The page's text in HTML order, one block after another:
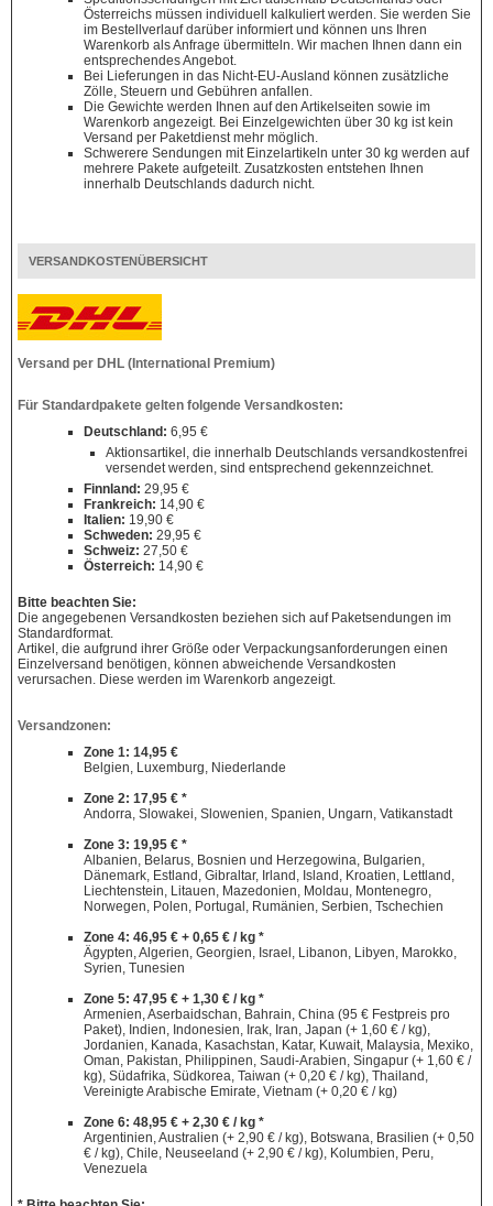
Österreichs müssen individuell kalkuliert werden. Sie werden Sie
im Bestellverlauf darüber informiert und können uns Ihren
Warenkorb als Anfrage übermitteln. Wir machen Ihnen dann ein
entsprechendes Angebot.
Bei Lieferungen in das Nicht-EU-Ausland können zusätzliche
Zölle, Steuern und Gebühren anfallen.
Die Gewichte werden Ihnen auf den Artikelseiten sowie im
Warenkorb angezeigt. Bei Einzelgewichten über 30 kg ist kein
Versand per Paketdienst mehr möglich.
Schwerere Sendungen mit Einzelartikeln unter 30 kg werden auf
mehrere Pakete aufgeteilt. Zusatzkosten entstehen Ihnen
innerhalb Deutschlands dadurch nicht.
VERSANDKOSTENÜBERSICHT
Versand per DHL (International Premium)
Für Standardpakete gelten folgende Versandkosten:
Deutschland: 6,95 €
Aktionsartikel, die innerhalb Deutschlands versandkostenfrei
versendet werden, sind entsprechend gekennzeichnet.
Finnland: 29,95 €
Frankreich: 14,90 €
Italien: 19,90 €
Schweden: 29,95 €
Schweiz: 27,50 €
Österreich: 14,90 €
Bitte beachten Sie:
Die angegebenen Versandkosten beziehen sich auf Paketsendungen im
Standardformat.
Artikel, die aufgrund ihrer Größe oder Verpackungsanforderungen einen
Einzelversand benötigen, können abweichende Versandkosten
verursachen. Diese werden im Warenkorb angezeigt.
Versandzonen:
Zone 1: 14,95 €
Belgien, Luxemburg, Niederlande
Zone 2: 17,95 € *
Andorra, Slowakei, Slowenien, Spanien, Ungarn, Vatikanstadt
Zone 3: 19,95 € *
Albanien, Belarus, Bosnien und Herzegowina, Bulgarien,
Dänemark, Estland, Gibraltar, Irland, Island, Kroatien, Lettland,
Liechtenstein, Litauen, Mazedonien, Moldau, Montenegro,
Norwegen, Polen, Portugal, Rumänien, Serbien, Tschechien
Zone 4: 46,95 € + 0,65 € / kg *
Ägypten, Algerien, Georgien, Israel, Libanon, Libyen, Marokko,
Syrien, Tunesien
Zone 5: 47,95 € + 1,30 € / kg *
Armenien, Aserbaidschan, Bahrain, China (95 € Festpreis pro
Paket), Indien, Indonesien, Irak, Iran, Japan (+ 1,60 € / kg),
Jordanien, Kanada, Kasachstan, Katar, Kuwait, Malaysia, Mexiko,
Oman, Pakistan, Philippinen, Saudi-Arabien, Singapur (+ 1,60 € /
kg), Südafrika, Südkorea, Taiwan (+ 0,20 € / kg), Thailand,
Vereinigte Arabische Emirate, Vietnam (+ 0,20 € / kg)
Zone 6: 48,95 € + 2,30 € / kg *
Argentinien, Australien (+ 2,90 € / kg), Botswana, Brasilien (+ 0,50
€ / kg), Chile, Neuseeland (+ 2,90 € / kg), Kolumbien, Peru,
Venezuela